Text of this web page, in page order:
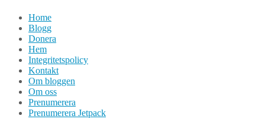
Home
Blogg
Donera
Hem
Integritetspolicy
Kontakt
Om bloggen
Om oss
Prenumerera
Prenumerera Jetpack